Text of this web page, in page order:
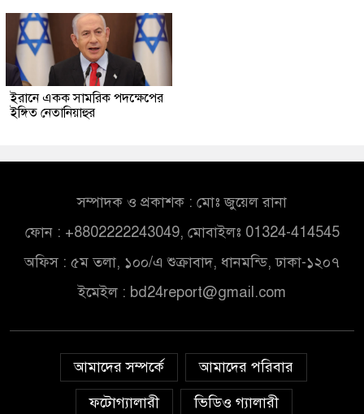
ইরানে একক সামরিক পদক্ষেপের
ইঙ্গিত নেতানিয়াহুর
সম্পাদক ও প্রকাশক : মোঃ জুয়েল রানা
ফোন : +8802222243049, মোবাইলঃ 01324-414545
অফিস : ৫ম তলা, ১০০/এ শুক্রাবাদ, ধানমন্ডি, ঢাকা-১২০৭
ইমেইল : bd24report@gmail.com
আমাদের সম্পর্কে
আমাদের পরিবার
ফটোগ্যালারী
ভিডিও গ্যালারী